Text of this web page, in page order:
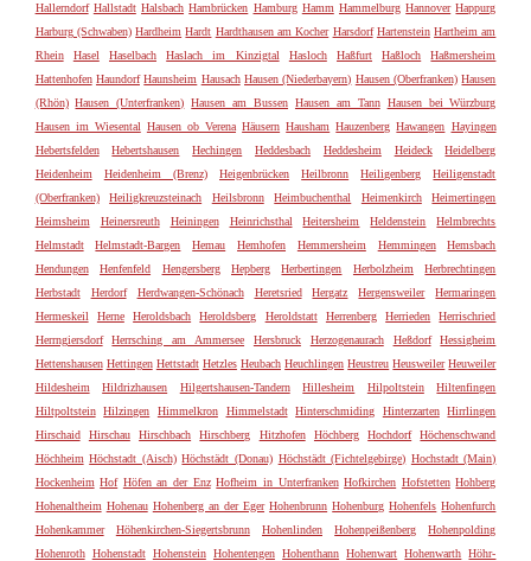
Hallerndorf Hallstadt Halsbach Hambrücken Hamburg Hamm Hammelburg Hannover Happurg
Harburg (Schwaben) Hardheim Hardt Hardthausen am Kocher Harsdorf Hartenstein Hartheim am
Rhein
Hasel Haselbach Haslach im Kinzigtal Hasloch Haßfurt Haßloch
Haßmersheim
Hattenhofen Haundorf Haunsheim Hausach Hausen (Niederbayern) Hausen (Oberfranken) Hausen
(Rhön) Hausen (Unterfranken) Hausen am Bussen Hausen am Tann Hausen bei Würzburg
Hausen im Wiesental Hausen ob Verena Häusern Hausham Hauzenberg Hawangen Hayingen
Hebertsfelden
Hebertshausen Hechingen Heddesbach Heddesheim Heideck
Heidelberg
Heidenheim
Heidenheim (Brenz) Heigenbrücken Heilbronn Heiligenberg
Heiligenstadt
(Oberfranken)
Heiligkreuzsteinach Heilsbronn Heimbuchenthal Heimenkirch
Heimertingen
Heimsheim
Heinersreuth Heiningen Heinrichsthal Heitersheim Heldenstein
Helmbrechts
Helmstadt
Helmstadt-Bargen Hemau Hemhofen Hemmersheim Hemmingen
Hemsbach
Hendungen
Henfenfeld Hengersberg Hepberg Herbertingen Herbolzheim
Herbrechtingen
Herbstadt
Herdorf Herdwangen-Schönach Heretsried Hergatz Hergensweiler
Hermaringen
Hermeskeil
Herne Heroldsbach Heroldsberg Heroldstatt Herrenberg Herrieden
Herrischried
Herrngiersdorf
Herrsching am Ammersee Hersbruck Herzogenaurach Heßdorf
Hessigheim
Hettenshausen Hettingen Hettstadt Hetzles Heubach Heuchlingen Heustreu Heusweiler Heuweiler
Hildesheim
Hildrizhausen Hilgertshausen-Tandern Hillesheim Hilpoltstein
Hiltenfingen
Hiltpoltstein
Hilzingen Himmelkron Himmelstadt Hinterschmiding Hinterzarten
Hirrlingen
Hirschaid
Hirschau Hirschbach Hirschberg Hitzhofen Höchberg Hochdorf
Höchenschwand
Höchheim Höchstadt (Aisch) Höchstädt (Donau) Höchstädt (Fichtelgebirge) Hochstadt (Main)
Hockenheim Hof Höfen an der Enz Hofheim in Unterfranken Hofkirchen Hofstetten Hohberg
Hohenaltheim Hohenau Hohenberg an der Eger Hohenbrunn Hohenburg Hohenfels Hohenfurch
Hohenkammer
Höhenkirchen-Siegertsbrunn Hohenlinden Hohenpeißenberg
Hohenpolding
Hohenroth Hohenstadt Hohenstein Hohentengen Hohenthann Hohenwart Hohenwarth Höhr-